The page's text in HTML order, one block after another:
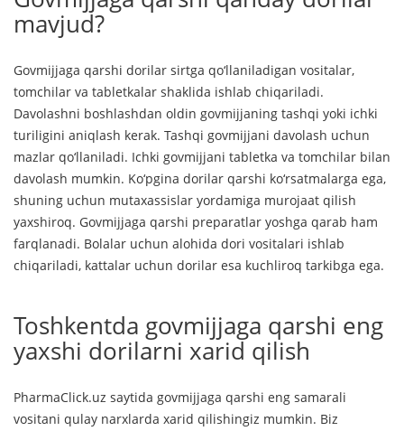
mavjud?
Govmijjaga qarshi dorilar sirtga qo‘llaniladigan vositalar,
tomchilar va tabletkalar shaklida ishlab chiqariladi.
Davolashni boshlashdan oldin govmijjaning tashqi yoki ichki
turiligini aniqlash kerak. Tashqi govmijjani davolash uchun
mazlar qo‘llaniladi. Ichki govmijjani tabletka va tomchilar bilan
davolash mumkin. Ko‘pgina dorilar qarshi ko‘rsatmalarga ega,
shuning uchun mutaxassislar yordamiga murojaat qilish
yaxshiroq. Govmijjaga qarshi preparatlar yoshga qarab ham
farqlanadi. Bolalar uchun alohida dori vositalari ishlab
chiqariladi, kattalar uchun dorilar esa kuchliroq tarkibga ega.
Toshkentda govmijjaga qarshi eng
yaxshi dorilarni xarid qilish
PharmaClick.uz saytida govmijjaga qarshi eng samarali
vositani qulay narxlarda xarid qilishingiz mumkin. Biz